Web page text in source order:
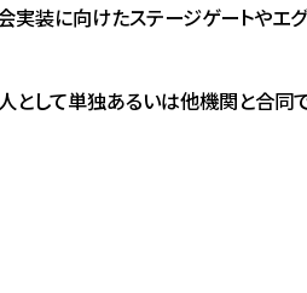
装に向けたステージゲートやエ
して単独あるいは他機関と合